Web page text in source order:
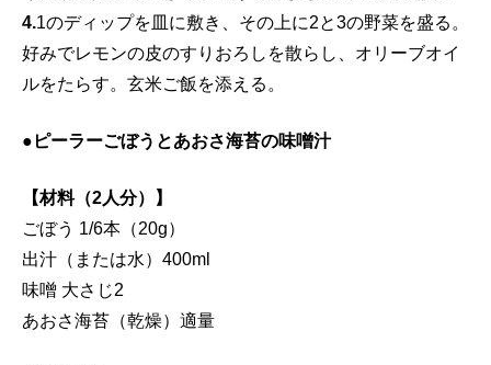
4.1のディップを皿に敷き、その上に2と3の野菜を盛る。
好みでレモンの皮のすりおろしを散らし、オリーブオイ
ルをたらす。玄米ご飯を添える。
●ピーラーごぼうとあおさ海苔の味噌汁
【材料（2人分）】
ごぼう 1/6本（20g）
出汁（または水）400ml
味噌 大さじ2
あおさ海苔（乾燥）適量